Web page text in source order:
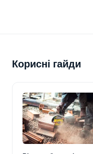
Корисні гайди